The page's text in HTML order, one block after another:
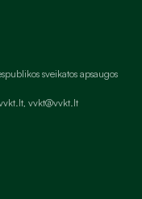
sveikatos apsaugos
vvkt@vvkt.lt